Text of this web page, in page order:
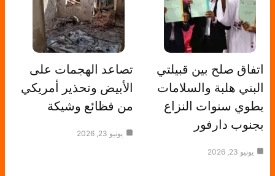
اتفاق صلح بين قبيلتي
البني هلبة والسلامات
يطوي سنوات النزاع
بجنوب دارفور
يونيو 23, 2026
تصاعد الهجمات على
الأبيض وتحذير أمريكي
من فظائع وشيكة
يونيو 23, 2026